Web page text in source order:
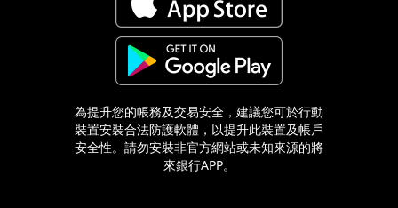
為提升您的帳務及交易安全，建議您可於行動
裝置安裝合法防護軟體，以提升此裝置及帳戶
安全性。請勿安裝非官方網站或未知來源的將
來銀行APP。